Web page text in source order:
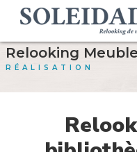
Relooking
RÉALISATION